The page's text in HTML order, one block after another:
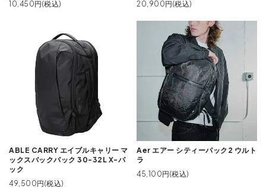
10,450円(税込)
20,900円(税込)
ABLE CARRY エイブルキャリー マ
ックスバックパック 30-32L X-パ
ック
49,500円(税込)
Aer エアー シティーパック2 ウルト
ラ
45,100円(税込)